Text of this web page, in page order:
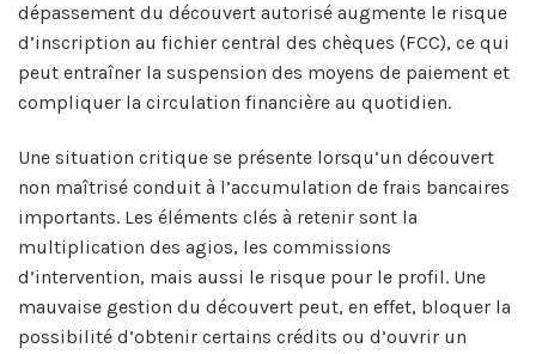
dépassement du découvert autorisé augmente le risque
d’inscription au fichier central des chèques (FCC), ce qui
peut entraîner la suspension des moyens de paiement et
compliquer la circulation financière au quotidien.
Une situation critique se présente lorsqu’un découvert
non maîtrisé conduit à l’accumulation de frais bancaires
importants. Les éléments clés à retenir sont la
multiplication des agios, les commissions
d’intervention, mais aussi le risque pour le profil. Une
mauvaise gestion du découvert peut, en effet, bloquer la
possibilité d’obtenir certains crédits ou d’ouvrir un